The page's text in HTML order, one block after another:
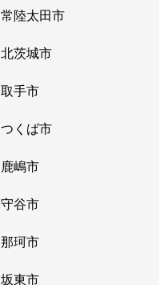
常陸太田市
北茨城市
取手市
つくば市
鹿嶋市
守谷市
那珂市
坂東市